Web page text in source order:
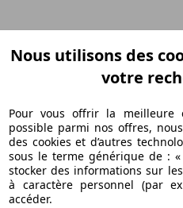
Nous utilisons des
votre
Pour vous offrir la meilleure
possible parmi nos offres,
des cookies et d’autres
sous le terme générique de :
stocker des informations sur
à caractère personnel (par
accéder.